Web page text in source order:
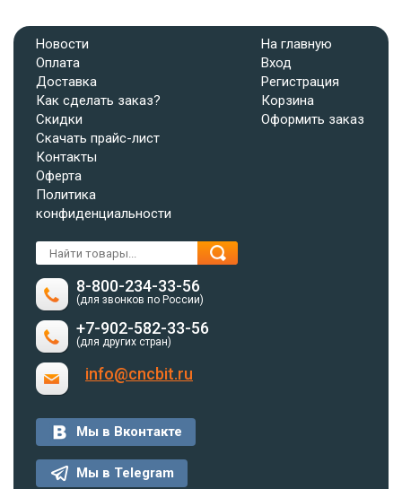
Новости
Оплата
Доставка
Как сделать заказ?
Скидки
Скачать прайс-лист
Контакты
Оферта
Политика
конфиденциальности
На главную
Вход
Регистрация
Корзина
Оформить заказ
8-800-234-33-56
(для звонков по России)
+7-902-582-33-56
(для других стран)
info@cncbit.ru
Мы в Вконтакте
Мы в Telegram